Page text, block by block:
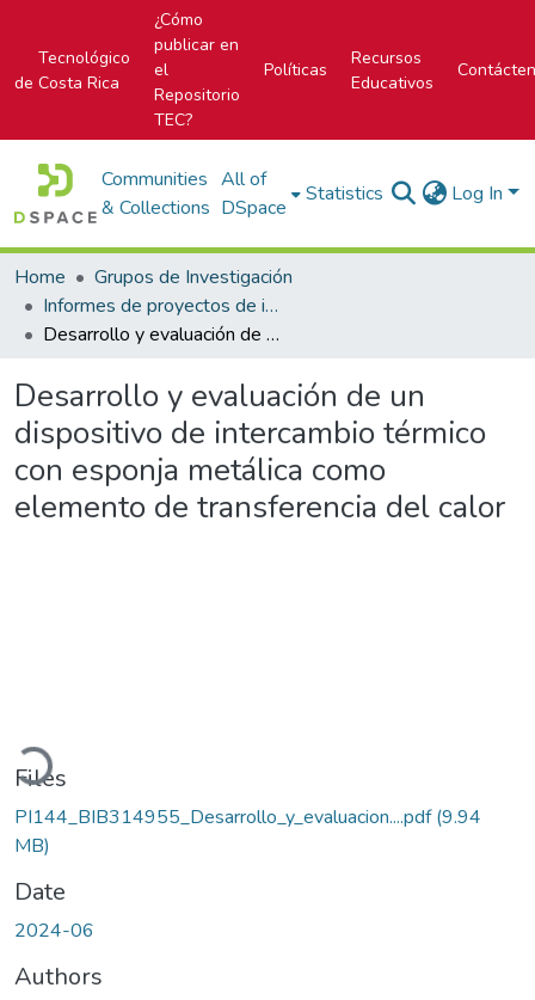
Tecnológico
de Costa Rica
¿Cómo
publicar en
el
Repositorio
TEC?
Políticas
Recursos
Educativos
Communities
& Collections
All of
DSpace
Statistics Log In
Home
Grupos de Investigación
Informes de proyectos de investigación
Desarrollo y evaluación de un dispositivo de intercambio térmico con esponja metálica como elemento de transferencia del calor
Desarrollo y evaluación de un
dispositivo de intercambio térmico
con esponja metálica como
elemento de transferencia del calor
Loading...
Files
PI144_BIB314955_Desarrollo_y_evaluacion....pdf(9.94
MB)
Date
2024-06
Authors